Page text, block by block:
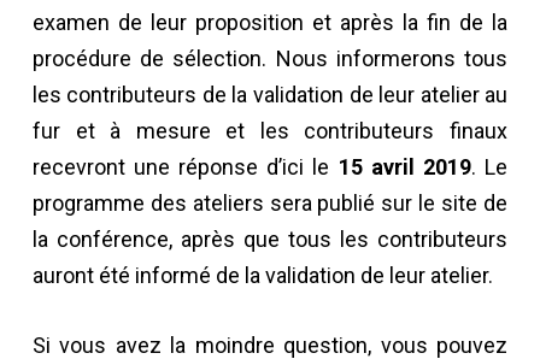
examen de leur proposition et après la fin de la
procédure de sélection. Nous informerons tous
les contributeurs de la validation de leur atelier au
fur et à mesure et les contributeurs finaux
recevront une réponse d’ici le 15 avril 2019. Le
programme des ateliers sera publié sur le site de
la conférence, après que tous les contributeurs
auront été informé de la validation de leur atelier.
Si vous avez la moindre question, vous pouvez